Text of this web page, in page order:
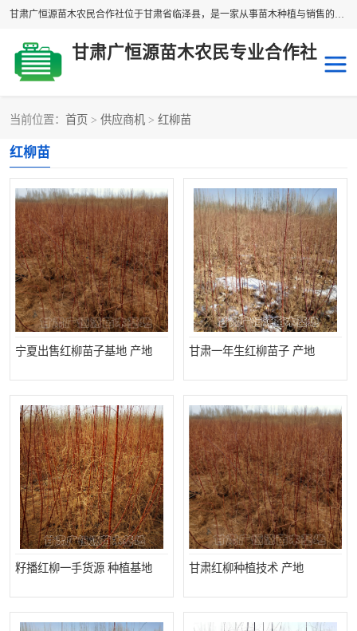
甘肃广恒源苗木农民合作社位于甘肃省临泽县，是一家从事苗木种植与销售的农民合作组织，合作社拥有苗木基地1500多亩，种植苗木品种40多个，年产各类苗木2000多万株。主营：白刺苗、红柳苗、梭梭苗等，我们以“种植一流的苗子，诚信经营”的经营理念，竭诚为每一位客户做优质的服务，欢迎来电咨询！
甘肃广恒源苗木农民专业合作社
当前位置： 首页 > 供应商机 > 红柳苗
红柳苗
宁夏出售红柳苗子基地 产地 甘肃一年生红柳苗子 产地
籽播红柳一手货源 种植基地 甘肃红柳种植技术 产地
圆冠榆 柠条
杜梨 白刺苗
沙枣树 红柳苗
沙棘苗 柽柳苗
砂生槐 四翅滨藜